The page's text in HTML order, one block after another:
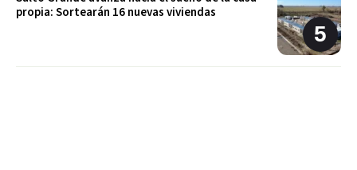
propia: Sortearán 16 nuevas viviendas